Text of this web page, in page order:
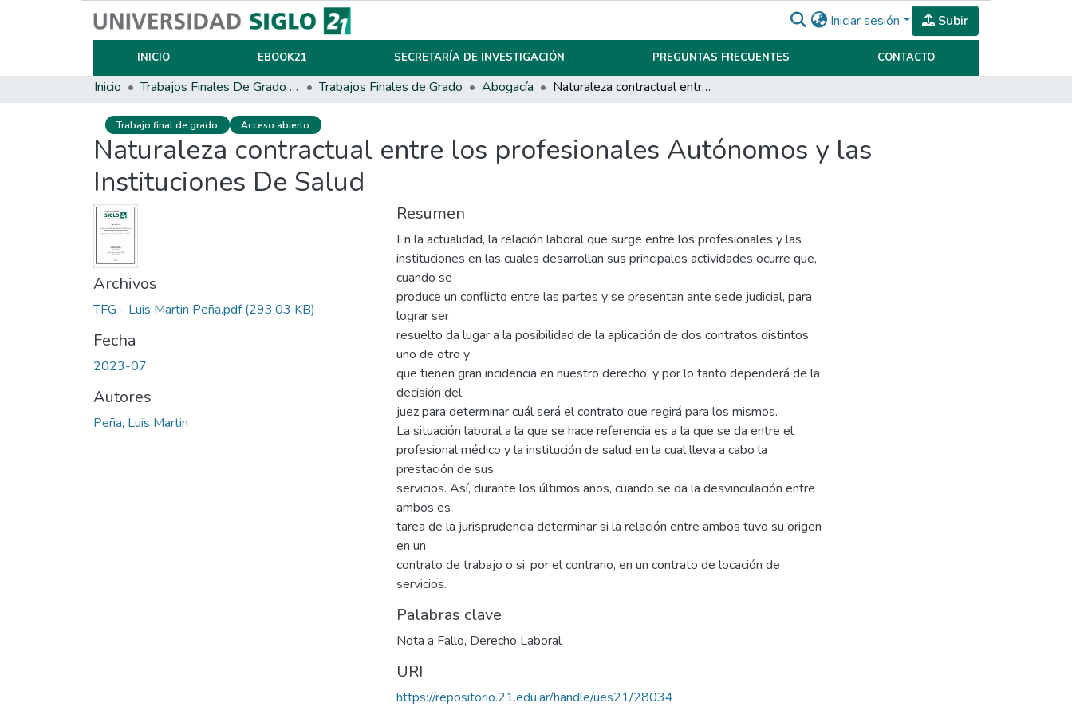
Iniciar sesión Subir
INICIO EBOOK21 SECRETARÍA DE INVESTIGACIÓN PREGUNTAS FRECUENTES CONTACTO
Inicio Trabajos Finales De Grado Y Posgrado Trabajos Finales de Grado Abogacía Naturaleza contractual entre los profesionales Autónomos y las Instituciones De Salud
Trabajo final de grado Acceso abierto
Naturaleza contractual entre los profesionales Autónomos y las
Instituciones De Salud
Archivos
TFG - Luis Martin Peña.pdf(293.03 KB)
Fecha
2023-07
Autores
Peña, Luis Martin
Resumen
En la actualidad, la relación laboral que surge entre los profesionales y las
instituciones en las cuales desarrollan sus principales actividades ocurre que,
cuando se
produce un conflicto entre las partes y se presentan ante sede judicial, para
lograr ser
resuelto da lugar a la posibilidad de la aplicación de dos contratos distintos
uno de otro y
que tienen gran incidencia en nuestro derecho, y por lo tanto dependerá de la
decisión del
juez para determinar cuál será el contrato que regirá para los mismos.
La situación laboral a la que se hace referencia es a la que se da entre el
profesional médico y la institución de salud en la cual lleva a cabo la
prestación de sus
servicios. Así, durante los últimos años, cuando se da la desvinculación entre
ambos es
tarea de la jurisprudencia determinar si la relación entre ambos tuvo su origen
en un
contrato de trabajo o si, por el contrario, en un contrato de locación de
servicios.
Palabras clave
Nota a Fallo, Derecho Laboral
URI
https://repositorio.21.edu.ar/handle/ues21/28034